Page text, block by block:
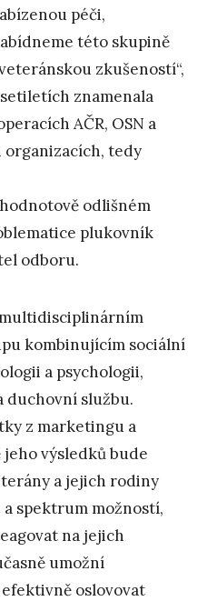
péči,
této skupině
zkušeností“,
znamenala
AČR, OSN a
tedy
odlišném
plukovník
odboru.
kombinujícím sociální
a psychologii,
duchovní službu.
z marketingu a
jeho výsledků bude
a jejich rodiny
spektrum možností,
na jejich
umožní
oslovovat